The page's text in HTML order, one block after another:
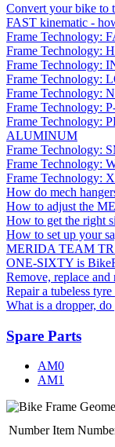
Convert your bike to
FAST kinematic -
Frame Technology:
Frame Technology:
Frame Technology:
Frame Technology:
Frame Technology:
Frame Technology:
Frame Technology:
ALUMINUM
Frame Technology:
Frame Technology:
Frame Technology:
How do mech
How to adjust the
How to get the right
How to set up your
MERIDA TEAM TR
ONE-SIXTY is
Remove, replace
Repair a tubeless
What is a dropper,
Spare Parts
AM0
AM1
Number Item